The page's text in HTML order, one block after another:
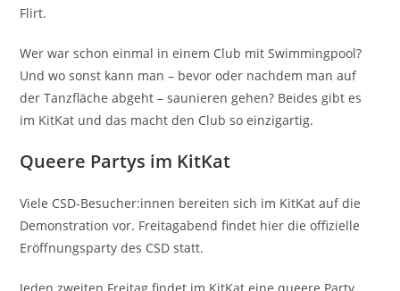
Flirt.
Wer war schon einmal in einem Club mit Swimmingpool?
Und wo sonst kann man – bevor oder nachdem man auf
der Tanzfläche abgeht – saunieren gehen? Beides gibt es
im KitKat und das macht den Club so einzigartig.
Queere Partys im KitKat
Viele CSD-Besucher:innen bereiten sich im KitKat auf die
Demonstration vor. Freitagabend findet hier die offizielle
Eröffnungsparty des CSD statt.